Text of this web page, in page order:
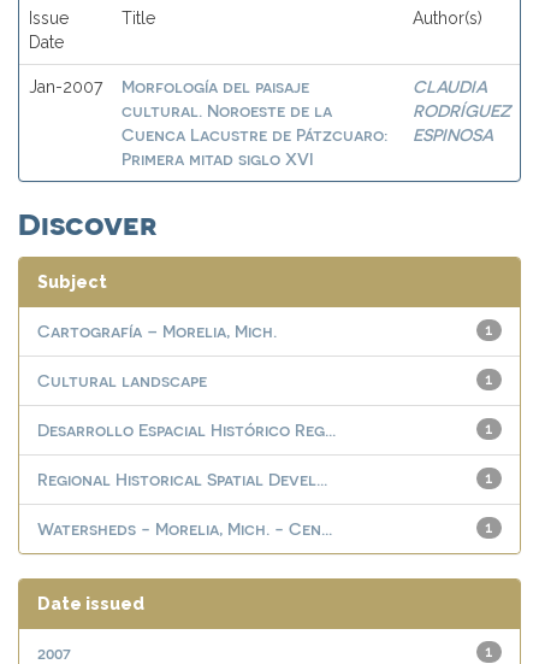
Issue
Date
Title Author(s)
Jan-2007
Morfología del paisaje
cultural. Noroeste de la
Cuenca Lacustre de Pátzcuaro:
Primera mitad siglo XVI
CLAUDIA
RODRÍGUEZ
ESPINOSA
Discover
Subject
1
Cartografía – Morelia, Mich.
1
Cultural landscape
1
Desarrollo Espacial Histórico Reg...
1
Regional Historical Spatial Devel...
1
Watersheds - Morelia, Mich. - Cen...
Date issued
1
2007